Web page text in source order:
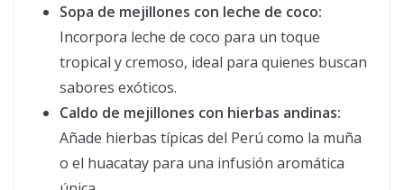
Sopa de mejillones con leche de coco:
Incorpora leche de coco para un toque
tropical y cremoso, ideal para quienes buscan
sabores exóticos.
Caldo de mejillones con hierbas andinas:
Añade hierbas típicas del Perú como la muña
o el huacatay para una infusión aromática